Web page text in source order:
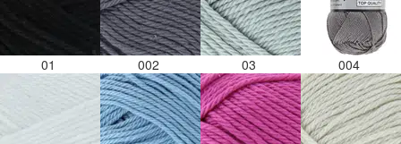
01 002 03 004